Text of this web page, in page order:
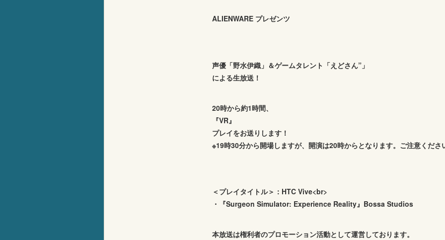
ALIENWARE プレゼンツ
声優「野水伊織」＆ゲームタレント「えどさん”」
による生放送！
20時から約1時間、
『VR』
プレイをお送りします！
※19時30分から開場しますが、開演は20時からとなります。ご注意くださ
＜プレイタイトル＞：HTC Vive<br>
・『Surgeon Simulator: Experience Reality』Bossa Studios
本放送は権利者のプロモーション活動として運営しております。